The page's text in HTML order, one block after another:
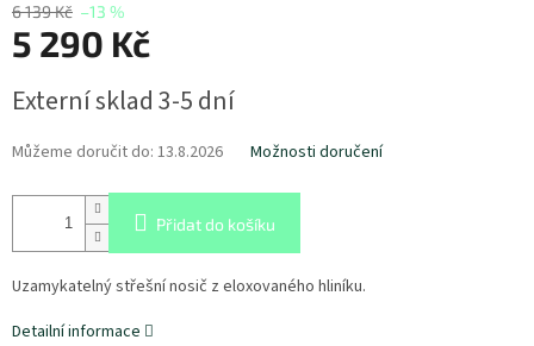
6 139 Kč –13 %
5 290 Kč
cena:
Externí sklad 3-5 dní
Můžeme doručit do: 13.8.2026 Možnosti doručení
Přidat do košíku
Uzamykatelný střešní nosič z eloxovaného hliníku.
Detailní informace